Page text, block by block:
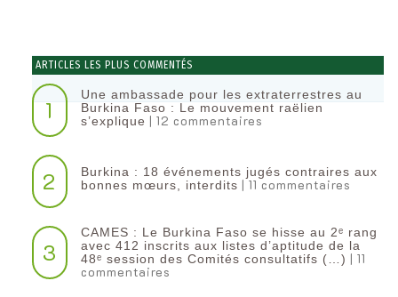
ARTICLES LES PLUS COMMENTÉS
1
Une ambassade pour les extraterrestres au
Burkina Faso : Le mouvement raëlien
s’explique | 12 commentaires
2
Burkina : 18 événements jugés contraires aux
bonnes mœurs, interdits | 11 commentaires
3
CAMES : Le Burkina Faso se hisse au 2ᵉ rang
avec 412 inscrits aux listes d’aptitude de la
48ᵉ session des Comités consultatifs (…) | 11
commentaires